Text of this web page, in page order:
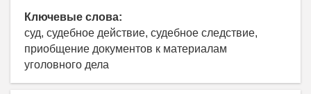
Ключевые слова:
cуд, судебное действие, судебное следствие,
приобщение документов к материалам
уголовного дела